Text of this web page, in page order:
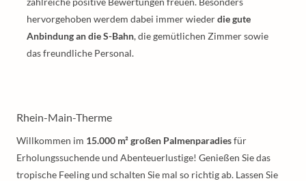
hervorgehoben werdem dabei immer wiederdie gute
Anbindung an die S-Bahn, die gemütlichen Zimmer sowie
das freundliche Personal.
Rhein-Main-Therme
Willkommen im 15.000 m² großen Palmenparadiesfür
Erholungssuchende und Abenteuerlustige! Genießen Sie das
tropische Feeling und schalten Sie mal so richtig ab. Lassen Sie